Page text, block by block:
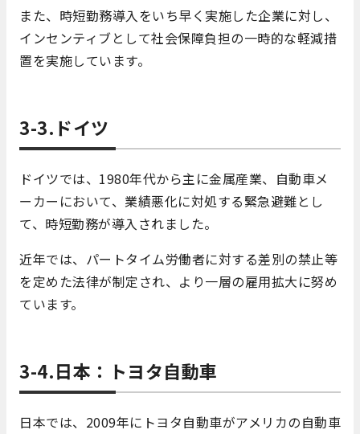
また、時短勤務導入をいち早く実施した企業に対し、
インセンティブとして社会保障負担の一時的な軽減措
置を実施しています。
3-3.ドイツ
ドイツでは、1980年代から主に金属産業、自動車メ
ーカーにおいて、業績悪化に対処する緊急避難とし
て、時短勤務が導入されました。
近年では、パートタイム労働者に対する差別の禁止等
を定めた法律が制定され、より一層の雇用拡大に努め
ています。
3-4.日本：トヨタ自動車
日本では、2009年にトヨタ自動車がアメリカの自動車